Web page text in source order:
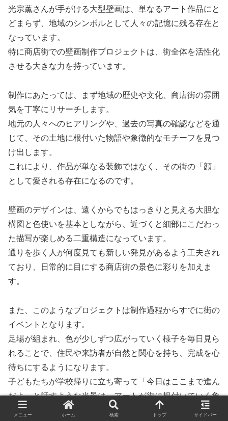
光宗薫さんが手がける大型壁画は、単なるアート作品にと
どまらず、地域のシンボルとして人々の記憶に残る存在と
なっています。
特に商店街での壁画制作プロジェクトは、街全体を活性化
させる大きな力を持っています。
制作にあたっては、まず地域の歴史や文化、商店街の雰囲
気を丁寧にリサーチします。
地元の人々へのヒアリングや、過去の写真の確認などを通
じて、その土地に根付いた物語や象徴的なモチーフを見つ
け出します。
これにより、作品が単なる装飾ではなく、その街の「顔」
として愛される存在になるのです。
壁画のデザインは、遠くからでもはっきりと見える大胆な
構図と色使いを基本としながら、近づくと細部にこだわっ
た描写が楽しめる二重構造になっています。
通りを歩く人が何度見ても新しい発見があるよう工夫され
ており、日常的に目にする商店街の景色に彩りを加えま
す。
また、このようなプロジェクトは制作過程からすでに街の
イベントとなります。
足場が組まれ、色が少しずつ広がっていく様子を毎日見ら
れることで、住民や来訪者が自然と関心を持ち、完成を心
待ちにするようになります。
子どもたちが学校帰りに立ち寄って「今日はここまで進ん
だよ」と話すような光景は、アートが街に根付いていく象
徴的な瞬間です。
メニュー ホーム 検索 トップ サイドバー